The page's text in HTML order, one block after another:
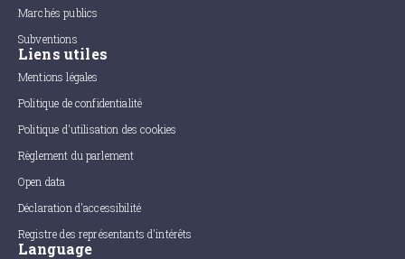
Marchés publics
Subventions
Liens utiles
Mentions légales
Politique de confidentialité
Politique d'utilisation des cookies
Règlement du parlement
Open data
Déclaration d'accessibilité
Registre des représentants d'intérêts
Language